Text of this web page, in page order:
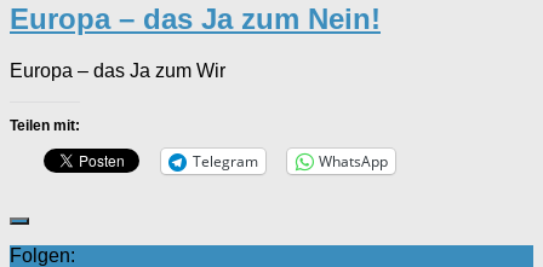
Europa – das Ja zum Nein!
Europa – das Ja zum Wir
Teilen mit:
Telegram WhatsApp
Folgen: